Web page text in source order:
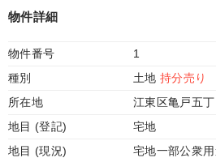
物件詳細
物件番号
1
種別
土地持分売り
所在地
江東区亀戸五
地目 (登記)
宅地
地目 (現況)
宅地一部公衆